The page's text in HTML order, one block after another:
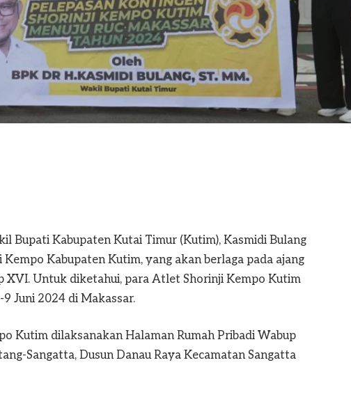
Bupati Kabupaten Kutai Timur (Kutim), Kasmidi Bulang
Kabupaten Kutim, yang akan berlaga pada ajang
XVI. Untuk diketahui, para Atlet Shorinji Kempo Kutim
Juni 2024 di Makassar.
Kutim dilaksanakan Halaman Rumah Pribadi Wabup
Sangatta, Dusun Danau Raya Kecamatan Sangatta